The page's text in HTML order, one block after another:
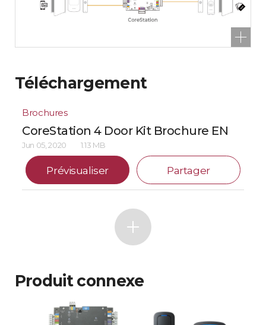
Téléchargement
Brochures
CoreStation 4 Door Kit Brochure EN
Jun 05, 2020 1.13 MB
Prévisualiser Partager
Produit connexe